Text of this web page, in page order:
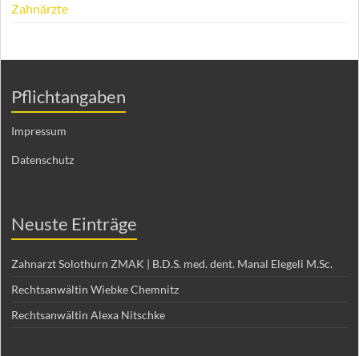
Zahnärzte
Pflichtangaben
Impressum
Datenschutz
Neuste Einträge
Zahnarzt Solothurn ZMAK | B.D.S. med. dent. Manal Elegeli M.Sc.
Rechtsanwältin Wiebke Chemnitz
Rechtsanwältin Alexa Nitschke